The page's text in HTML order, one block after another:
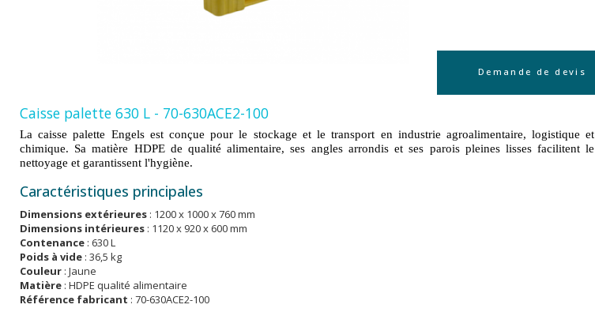
Demande de devis
Caisse palette 630 L - 70-630ACE2-100
La caisse palette Engels est conçue pour le stockage et le transport en industrie agroalimentaire, logistique et
chimique. Sa matière HDPE de qualité alimentaire, ses angles arrondis et ses parois pleines lisses facilitent le
nettoyage et garantissent l'hygiène.
Caractéristiques principales
Dimensions extérieures : 1200 x 1000 x 760 mm
Dimensions intérieures : 1120 x 920 x 600 mm
Contenance : 630 L
Poids à vide : 36,5 kg
Couleur : Jaune
Matière : HDPE qualité alimentaire
Référence fabricant : 70-630ACE2-100